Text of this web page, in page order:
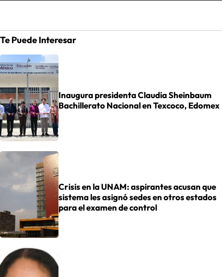
Te Puede Interesar
Inaugura presidenta Claudia Sheinbaum
Bachillerato Nacional en Texcoco, Edomex
Crisis en la UNAM: aspirantes acusan que
sistema les asignó sedes en otros estados
para el examen de control